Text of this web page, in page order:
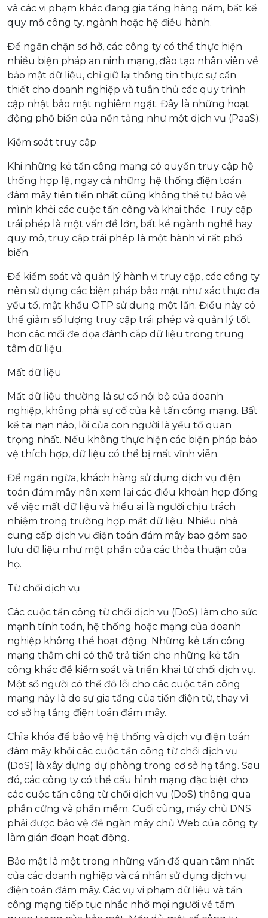
và các vi phạm khác đang gia tăng hàng năm, bất kể
quy mô công ty, ngành hoặc hệ điều hành.
Để ngăn chặn sơ hở, các công ty có thể thực hiện
nhiều biện pháp an ninh mạng, đào tạo nhân viên về
bảo mật dữ liệu, chỉ giữ lại thông tin thực sự cần
thiết cho doanh nghiệp và tuân thủ các quy trình
cập nhật bảo mật nghiêm ngặt. Đây là những hoạt
động phổ biến của nền tảng như một dịch vụ (PaaS).
Kiểm soát truy cập
Khi những kẻ tấn công mạng có quyền truy cập hệ
thống hợp lệ, ngay cả những hệ thống điện toán
đám mây tiên tiến nhất cũng không thể tự bảo vệ
mình khỏi các cuộc tấn công và khai thác. Truy cập
trái phép là một vấn đề lớn, bất kể ngành nghề hay
quy mô, truy cập trái phép là một hành vi rất phổ
biến.
Để kiểm soát và quản lý hành vi truy cập, các công ty
nên sử dụng các biện pháp bảo mật như xác thực đa
yếu tố, mật khẩu OTP sử dụng một lần. Điều này có
thể giảm số lượng truy cập trái phép và quản lý tốt
hơn các mối đe dọa đánh cắp dữ liệu trong trung
tâm dữ liệu.
Mất dữ liệu
Mất dữ liệu thường là sự cố nội bộ của doanh
nghiệp, không phải sự cố của kẻ tấn công mạng. Bất
kể tai nạn nào, lỗi của con người là yếu tố quan
trọng nhất. Nếu không thực hiện các biện pháp bảo
vệ thích hợp, dữ liệu có thể bị mất vĩnh viễn.
Để ngăn ngừa, khách hàng sử dụng dịch vụ điện
toán đám mây nên xem lại các điều khoản hợp đồng
về việc mất dữ liệu và hiểu ai là người chịu trách
nhiệm trong trường hợp mất dữ liệu. Nhiều nhà
cung cấp dịch vụ điện toán đám mây bao gồm sao
lưu dữ liệu như một phần của các thỏa thuận của
họ.
Từ chối dịch vụ
Các cuộc tấn công từ chối dịch vụ (DoS) làm cho sức
mạnh tính toán, hệ thống hoặc mạng của doanh
nghiệp không thể hoạt động. Những kẻ tấn công
mạng thậm chí có thể trả tiền cho những kẻ tấn
công khác để kiểm soát và triển khai từ chối dịch vụ.
Một số người có thể đổ lỗi cho các cuộc tấn công
mạng này là do sự gia tăng của tiền điện tử, thay vì
cơ sở hạ tầng điện toán đám mây.
Chìa khóa để bảo vệ hệ thống và dịch vụ điện toán
đám mây khỏi các cuộc tấn công từ chối dịch vụ
(DoS) là xây dựng dự phòng trong cơ sở hạ tầng. Sau
đó, các công ty có thể cấu hình mạng đặc biệt cho
các cuộc tấn công từ chối dịch vụ (DoS) thông qua
phần cứng và phần mềm. Cuối cùng, máy chủ DNS
phải được bảo vệ để ngăn máy chủ Web của công ty
làm gián đoạn hoạt động.
Bảo mật là một trong những vấn đề quan tâm nhất
của các doanh nghiệp và cá nhân sử dụng dịch vụ
điện toán đám mây. Các vụ vi phạm dữ liệu và tấn
công mạng tiếp tục nhắc nhở mọi người về tầm